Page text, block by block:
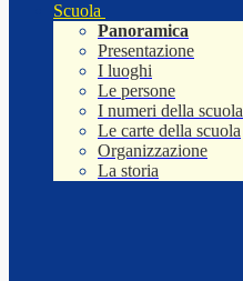
Scuola
Panoramica
Presentazione
I luoghi
Le persone
I numeri della scuola
Le carte della scuola
Organizzazione
La storia